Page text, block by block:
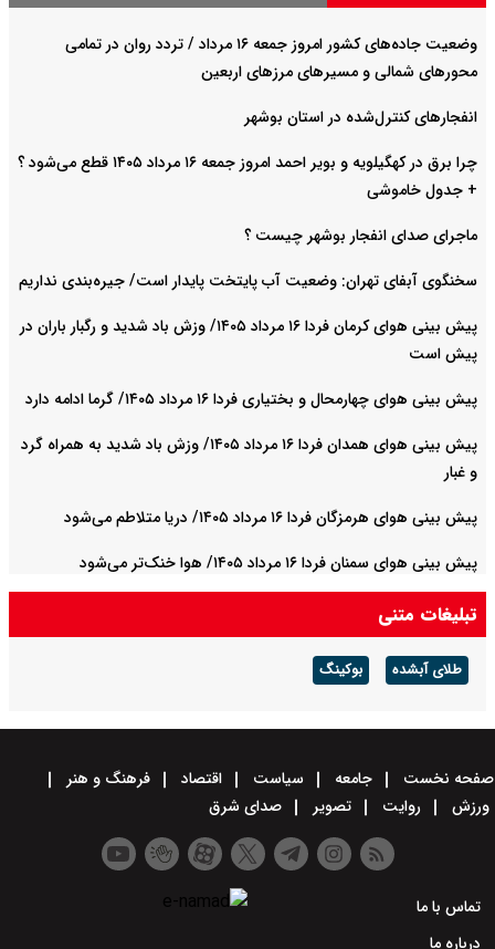
وضعیت جاده‌های کشور امروز جمعه ۱۶ مرداد / تردد روان در تمامی
محورهای شمالی و مسیرهای مرزهای اربعین
انفجارهای کنترل‌شده در استان بوشهر
چرا برق در کهگیلویه و بویر احمد امروز جمعه ۱۶ مرداد ۱۴۰۵ قطع می‌شود ؟
+ جدول خاموشی
ماجرای صدای انفجار بوشهر چیست ؟
سخنگوی آبفای تهران: وضعیت آب پایتخت پایدار است/ جیره‌بندی نداریم
پیش بینی هوای کرمان فردا ۱۶ مرداد ۱۴۰۵/ وزش باد شدید و رگبار باران در
پیش است
پیش بینی هوای چهارمحال و بختیاری فردا ۱۶ مرداد ۱۴۰۵/ گرما ادامه دارد
پیش بینی هوای همدان فردا ۱۶ مرداد ۱۴۰۵/ وزش باد شدید به همراه گرد
و غبار
پیش بینی هوای هرمزگان فردا ۱۶ مرداد ۱۴۰۵/ دریا متلاطم می‌شود
پیش بینی هوای سمنان فردا ۱۶ مرداد ۱۴۰۵/ هوا خنک‌تر می‌شود
تبلیغات متنی
طلای آبشده بوکینگ
صفحه نخست جامعه سیاست اقتصاد
فرهنگ و هنر
ورزش
روایت تصویر صدای شرق
تماس با ما
درباره ما